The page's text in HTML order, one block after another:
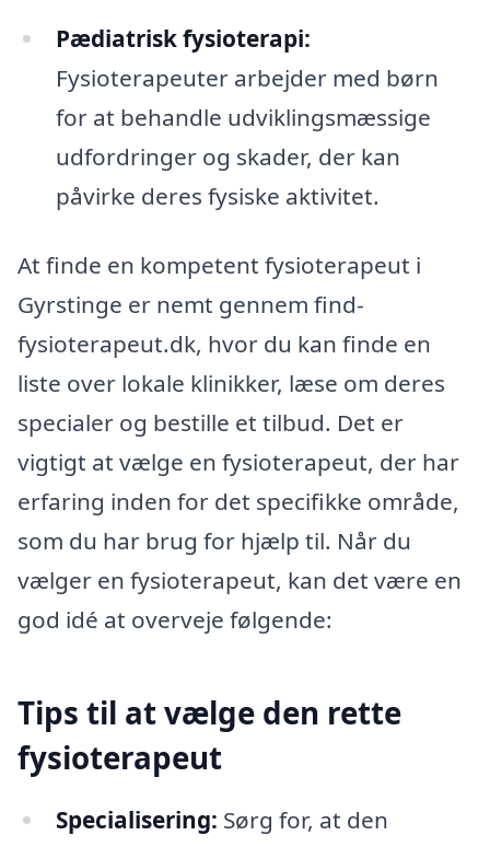
Pædiatrisk fysioterapi:
Fysioterapeuter arbejder med børn
for at behandle udviklingsmæssige
udfordringer og skader, der kan
påvirke deres fysiske aktivitet.
At finde en kompetent fysioterapeut i
Gyrstinge er nemt gennem find-
fysioterapeut.dk, hvor du kan finde en
liste over lokale klinikker, læse om deres
specialer og bestille et tilbud. Det er
vigtigt at vælge en fysioterapeut, der har
erfaring inden for det specifikke område,
som du har brug for hjælp til. Når du
vælger en fysioterapeut, kan det være en
god idé at overveje følgende:
Tips til at vælge den rette
fysioterapeut
Specialisering: Sørg for, at den